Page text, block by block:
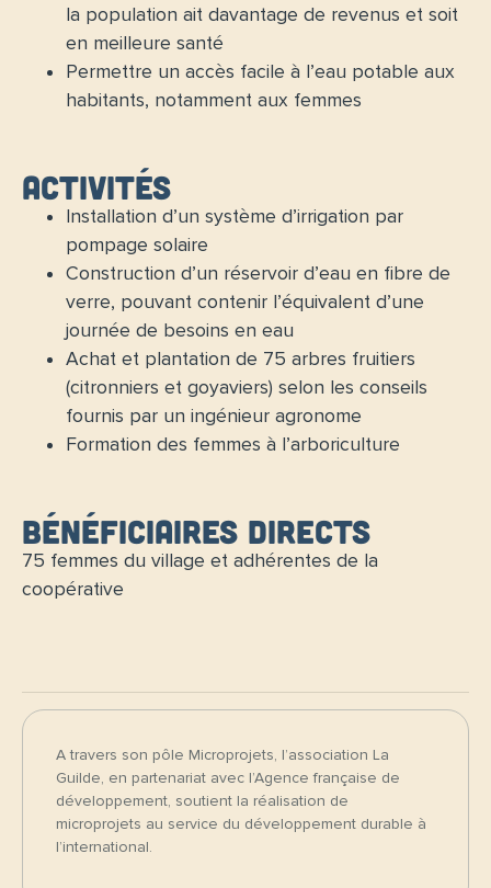
la population ait davantage de revenus et soit
en meilleure santé
Permettre un accès facile à l’eau potable aux
habitants, notamment aux femmes
Activités
Installation d’un système d’irrigation par
pompage solaire
Construction d’un réservoir d’eau en fibre de
verre, pouvant contenir l’équivalent d’une
journée de besoins en eau
Achat et plantation de 75 arbres fruitiers
(citronniers et goyaviers) selon les conseils
fournis par un ingénieur agronome
Formation des femmes à l’arboriculture
Bénéficiaires directs
75 femmes du village et adhérentes de la
coopérative
A travers son pôle Microprojets, l’association La
Guilde, en partenariat avec l’Agence française de
développement, soutient la réalisation de
microprojets au service du développement durable à
l’international.